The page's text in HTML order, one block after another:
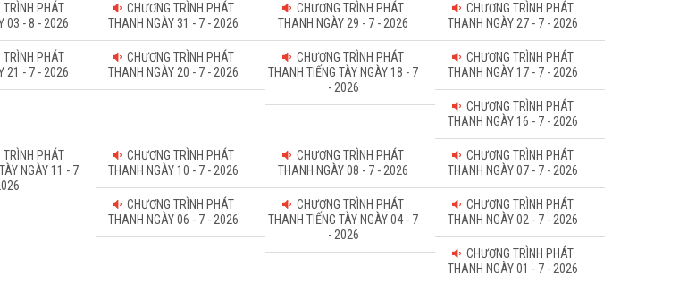
TRÌNH PHÁT
03 - 8 - 2026
CHƯƠNG TRÌNH PHÁT
THANH NGÀY 31 - 7 - 2026
CHƯƠNG TRÌNH PHÁT
THANH NGÀY 29 - 7 - 2026
CHƯƠNG TRÌNH PHÁT
THANH NGÀY 27 - 7 - 2026
TRÌNH PHÁT
21 - 7 - 2026
CHƯƠNG TRÌNH PHÁT
THANH NGÀY 20 - 7 - 2026
CHƯƠNG TRÌNH PHÁT
THANH TIẾNG TÀY NGÀY 18 - 7
- 2026
CHƯƠNG TRÌNH PHÁT
THANH NGÀY 17 - 7 - 2026
CHƯƠNG TRÌNH PHÁT
THANH NGÀY 16 - 7 - 2026
TRÌNH PHÁT
NGÀY 11 - 7
CHƯƠNG TRÌNH PHÁT
THANH NGÀY 10 - 7 - 2026
CHƯƠNG TRÌNH PHÁT
THANH NGÀY 08 - 7 - 2026
CHƯƠNG TRÌNH PHÁT
THANH NGÀY 07 - 7 - 2026
CHƯƠNG TRÌNH PHÁT
THANH NGÀY 06 - 7 - 2026
CHƯƠNG TRÌNH PHÁT
THANH TIẾNG TÀY NGÀY 04 - 7
- 2026
CHƯƠNG TRÌNH PHÁT
THANH NGÀY 02 - 7 - 2026
CHƯƠNG TRÌNH PHÁT
THANH NGÀY 01 - 7 - 2026